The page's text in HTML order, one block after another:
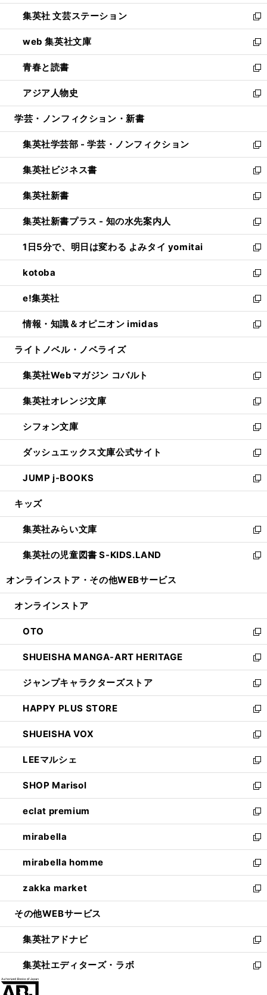
開
く
ウ
ィ
ン
ド
ウ
で
開
く
し
い
ウ
ィ
ン
ド
ウ
で
開
集英社 文芸ステーション
新
し
い
ウ
ィ
ン
ド
ウ
開
く
web 集英社文庫
新
し
い
ウ
ィ
ン
ウ
で
開
く
青春と読書
新
し
い
ウ
ン
ド
ウ
で
開
く
アジア人物史
新
し
ウ
ィ
ン
ド
ウ
で
開
く
学芸・ノンフィクション・新書
集英社学芸部 - 学芸・ノンフィクション
新
し
い
ウ
ィ
ン
ド
ウ
で
開
く
集英社ビジネス書
新
し
い
ウ
ィ
ン
ド
ウ
で
開
く
集英社新書
新
し
い
ウ
ィ
ン
ド
ウ
で
開
く
集英社新書プラス - 知の水先案内人
新
し
い
ウ
ィ
ン
ド
ウ
で
開
1日5分で、明日は変わる よみタイ yomitai
新
し
い
ウ
ィ
ン
ド
ウ
開
く
kotoba
新
し
い
ウ
ィ
ン
ウ
で
開
く
e!集英社
新
し
い
ウ
ン
ド
ウ
で
開
く
情報・知識＆オピニオン imidas
新
し
ウ
ィ
ン
ド
ウ
で
開
く
ライトノベル・ノベライズ
集英社Webマガジン コバルト
新
し
い
ウ
ィ
ン
ド
ウ
で
開
集英社オレンジ文庫
新
し
い
ウ
ィ
ン
ド
ウ
開
く
シフォン文庫
新
し
い
ウ
ィ
ン
ウ
で
開
く
ダッシュエックス文庫公式サイト
新
し
い
ウ
ン
ド
ウ
で
JUMP j-BOOKS
新
し
ウ
ィ
ン
ド
開
キッズ
集英社みらい文庫
新
し
い
ン
ウ
で
開
く
集英社の児童図書 S-KIDS.LAND
新
ウ
ン
ド
ウ
で
開
く
オンラインストア・ その他WEBサービス
オンラインストア
OTO
新
し
い
ウ
ィ
ン
ド
ウ
で
開
く
SHUEISHA MANGA-ART HERITAGE
新
し
い
ウ
ィ
ン
ド
ウ
で
開
く
ジャンプキャラクターズストア
新
し
い
ウ
ィ
ン
ド
ウ
で
開
く
HAPPY PLUS STORE
新
し
い
ウ
ィ
ン
ド
ウ
で
開
く
SHUEISHA VOX
新
し
い
ウ
ィ
ン
ド
ウ
で
開
く
LEEマルシェ
新
し
い
ウ
ィ
ン
ド
ウ
で
開
く
SHOP Marisol
新
し
い
ウ
ィ
ン
ド
ウ
で
開
eclat premium
新
し
い
ウ
ィ
ン
ド
ウ
開
く
mirabella
新
し
い
ウ
ィ
ン
ウ
で
開
く
mirabella homme
新
し
い
ウ
ン
ド
ウ
で
zakka market
新
し
ウ
ィ
ン
ド
その他WEBサービス
集英社アドナビ
新
し
い
集英社エディターズ・ラボ
新